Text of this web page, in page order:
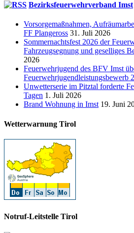
Bezirksfeuerwehrverband Imst
Vorsorgemaßnahmen,
FF Plangeross 31. Juli 2026
Sommernachtsfest 2026 der
Fahrzeugsegnung und geselliges
2026
Feuerwehrjugend des BFV Imst
Feuerwehrjugendleistungsbewerb
Unwetterserie im Pitztal forderte
Tagen 1. Juli 2026
Brand Wohnung in Imst 19. Juni
Wetterwarnung Tirol
Notruf-Leitstelle Tirol